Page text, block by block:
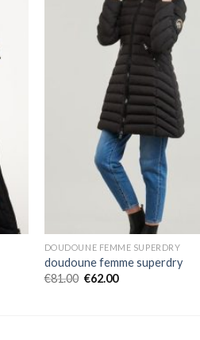
DOUDOUNE FEMME SUPERDRY
doudoune femme superdry
€81.00 €62.00